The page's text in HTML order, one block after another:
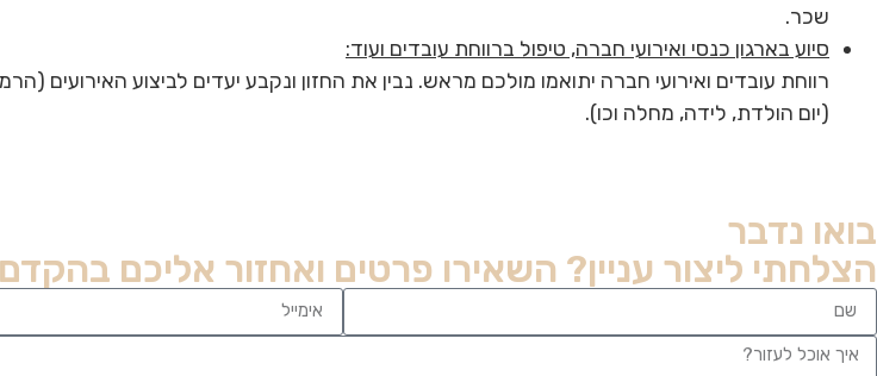
שכר.
סיוע בארגון כנסי ואירועי חברה, טיפול ברווחת עובדים ועוד:
רווחת עובדים ואירועי חברה יתואמו מולכם מראש. נבין את החזון ונקבע יעדים לביצוע האירועים
(יום הולדת, לידה, מחלה וכו).
בואו נדבר
הצלחתי ליצור עניין? השאירו פרטים ואחזור אליכם